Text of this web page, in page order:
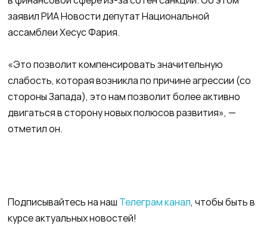
заявил РИА Новости депутат Национальной
ассамблеи Хесус Фария.
«Это позволит компенсировать значительную
слабость, которая возникла по причине агрессии (со
стороны Запада), это нам позволит более активно
двигаться в сторону новых полюсов развития», —
отметил он.
Подписывайтесь на наш Телеграм канал, чтобы быть в
курсе актуальных новостей!